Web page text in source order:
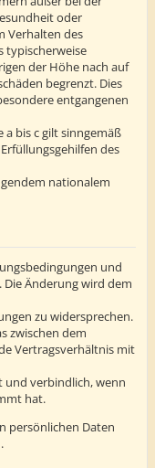
oder
Verhalten des
typischerweise
der Höhe nach auf
begrenzt. Dies
entgangenen
a bis c gilt sinngemäß
des
nationalem
und
Änderung wird dem
zu widersprechen.
zwischen dem
Vertragsverhältnis mit
und verbindlich, wenn
hat.
persönlichen Daten